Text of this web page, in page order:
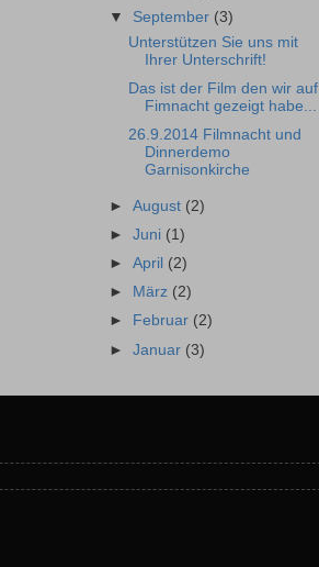
▼ September (3)
Unterstützen Sie uns mit
Ihrer Unterschrift!
Das ist der Film den wir auf
Fimnacht gezeigt habe...
26.9.2014 Filmnacht und
Dinnerdemo
Garnisonkirche
►August (2)
►Juni (1)
►April (2)
►
März (2)
►
Februar (2)
►Januar (3)